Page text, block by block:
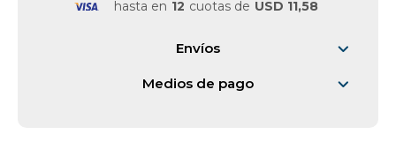
hasta en 12 cuotas de USD 11,58
Envíos
Medios de pago